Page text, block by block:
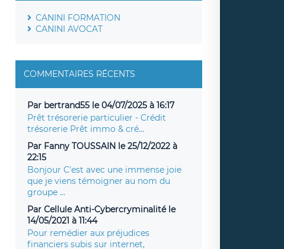
CANINI FORMATION
CANINI AVOCAT
COMMENTAIRES RÉCENTS
Par bertrand55 le 04/07/2025 à 16:17
Prêt trésorerie particulier - Crédit
trésorerie Prêt immo & cré...
Par Fanny TOUSSAIN le 25/12/2022 à
22:15
Bonjour C'est avec une immense joie
que je viens témoigner au nom du
groupe ...
Par Cellule Anti-Cybercryminalité le
14/05/2021 à 11:44
Pour remédier aux préjudices
financiers subis sur internet,